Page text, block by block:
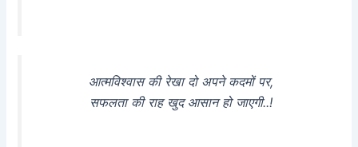
आत्मविश्वास की रेखा दो अपने कदमों पर,
सफलता की राह खुद आसान हो जाएगी..!